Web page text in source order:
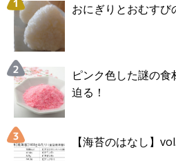
おにぎりとおむすび
ピンク色した謎の
迫る！
【海苔のはなし】